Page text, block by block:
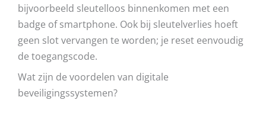
bijvoorbeeld sleutelloos binnenkomen met een
badge of smartphone. Ook bij sleutelverlies hoeft
geen slot vervangen te worden; je reset eenvoudig
de toegangscode.
Wat zijn de voordelen van digitale
beveiligingssystemen?